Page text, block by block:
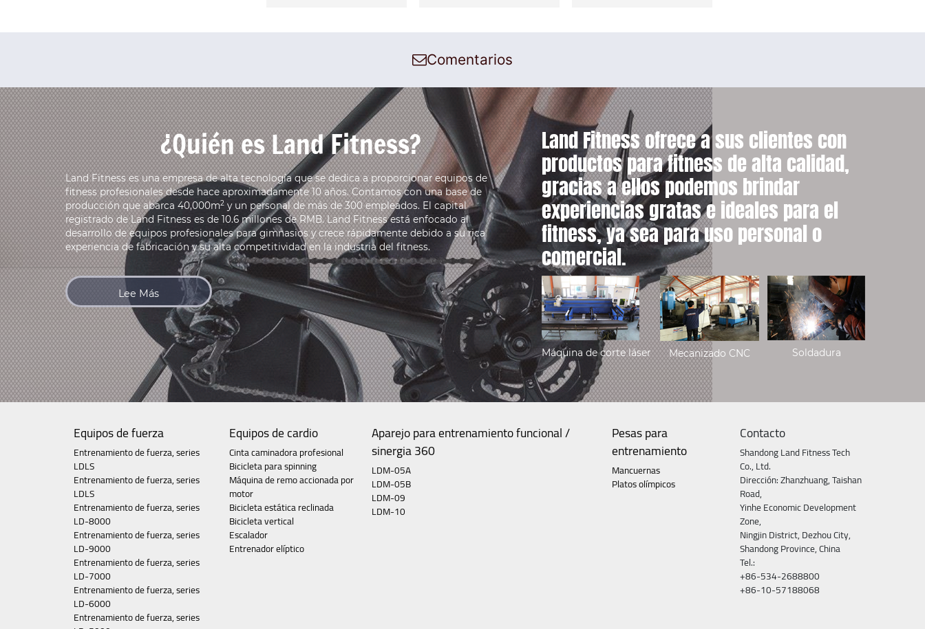
Comentarios
¿Quién es Land Fitness?
Land Fitness es una empresa de alta tecnología que se dedica a proporcionar equipos de
fitness profesionales desde hace aproximadamente 10 años. Contamos con una base de
producción que abarca 40,000m2 y un personal de más de 300 empleados. El capital
registrado de Land Fitness es de 10.6 millones de RMB. Land Fitness está enfocado al
desarrollo de equipos profesionales para gimnasios y crece rápidamente debido a su rica
experiencia de fabricación y su alta competitividad en la industria del fitness.
Lee Más
Land Fitness ofrece a sus clientes con
productos para fitness de alta calidad,
gracias a ellos podemos brindar
experiencias gratas e ideales para el
fitness, ya sea para uso personal o
comercial.
Máquina de corte láser Mecanizado CNC Soldadura
Equipos de fuerza
Entrenamiento de fuerza, series
LDLS
Entrenamiento de fuerza, series
LDLS
Entrenamiento de fuerza, series
LD-8000
Entrenamiento de fuerza, series
LD-9000
Entrenamiento de fuerza, series
LD-7000
Entrenamiento de fuerza, series
LD-6000
Entrenamiento de fuerza, series
Equipos de cardio
Cinta caminadora profesional
Bicicleta para spinning
Máquina de remo accionada por
motor
Bicicleta estática reclinada
Bicicleta vertical
Escalador
Entrenador elíptico
Aparejo para entrenamiento funcional /
sinergia 360
LDM-05A
LDM-05B
LDM-09
LDM-10
Pesas para
entrenamiento
Mancuernas
Platos olímpicos
Contacto
Shandong Land Fitness Tech
Co., Ltd.
Dirección: Zhanzhuang, Taishan
Road,
Yinhe Economic Development
Zone,
Ningjin District, Dezhou City,
Shandong Province, China
Tel.:
+86-534-2688800
+86-10-57188068